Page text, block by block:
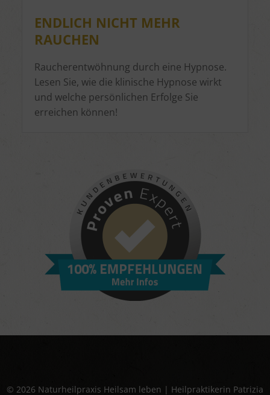
ENDLICH NICHT MEHR
RAUCHEN
Raucherentwöhnung durch eine Hypnose.
Lesen Sie, wie die klinische Hypnose wirkt
und welche persönlichen Erfolge Sie
erreichen können!
© 2026 Naturheilpraxis Heilsam leben | Heilpraktikerin Patrizia